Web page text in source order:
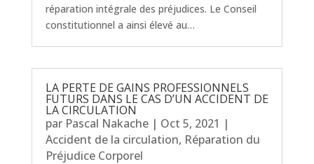
réparation intégrale des préjudices. Le Conseil
constitutionnel a ainsi élevé au…
LA PERTE DE GAINS PROFESSIONNELS
FUTURS DANS LE CAS D’UN ACCIDENT DE
LA CIRCULATION
par Pascal Nakache| Oct 5, 2021 |
Accident de la circulation, Réparation du
Préjudice Corporel